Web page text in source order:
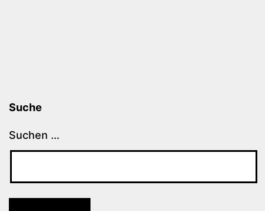
Suche
Suchen …